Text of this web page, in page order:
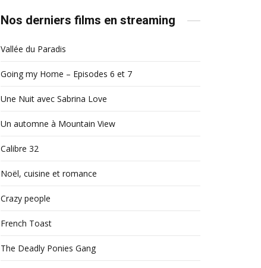
Nos derniers films en streaming
Vallée du Paradis
Going my Home – Episodes 6 et 7
Une Nuit avec Sabrina Love
Un automne à Mountain View
Calibre 32
Noël, cuisine et romance
Crazy people
French Toast
The Deadly Ponies Gang